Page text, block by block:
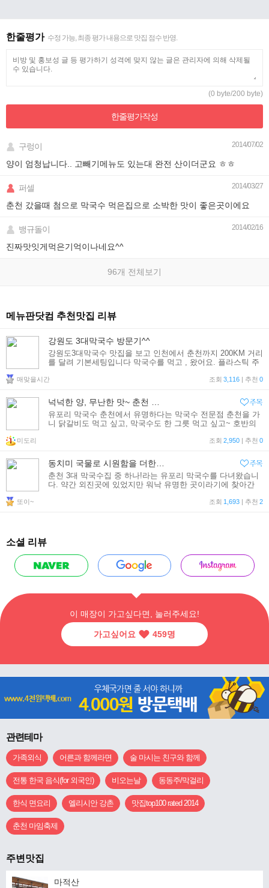
한줄평가 수정 가능, 최종 평가 내용으로 맛집 점수 반영.
(0 byte/200 byte)
한줄평가작성
구렁이 2014/07/02
양이 엄청납니다.. 고빼기메뉴도 있는대 완전 산이더군요 ㅎㅎ
퍼셀 2014/03/27
춘천 갔을때 첨으로 막국수 먹은집으로 소박한 맛이 좋은곳이에요
뱅규돌이 2014/02/16
진짜맛잇게먹은기억이나네요^^
96개 전체보기
메뉴판닷컴 추천맛집 리뷰
강원도 3대막국수 방문기^^
강원도3대막국수 맛집을 보고 인천에서 춘천까지 200KM 거리
를 달려 기본세팅입니다 막국수를 먹고 , 왔어요. 플라스틱 주
막국수입니다^^ 깔끔
매맞을시간 조회 3,116 | 추천 0
유포리 막국수 춘천에서 유명하다는 막국수 전문점 춘천을 가
니 닭갈비도 먹고 싶고, 막국수도 한 그릇 먹고 싶고~ 호반의
미도리 조회 2,950 | 추천 0
춘천 3대 막국수집 중 하나!라는 유포리 막국수를 다녀왔습니
다. 약간 외진곳에 있었지만 워낙 유명한 곳이라기에 찾아간
포리막국수의 차림표예요~ 지금까지 맛 보았던 막
또이~ 조회 1,693 | 추천 2
소셜 리뷰
이 매장이 가고싶다면, 눌러주세요!
가고싶어요 459명
관련테마
가족외식 어른과 함께라면 술 마시는 친구와 함께
전통 한국 음식(for 외국인) 비오는날 동동주/막걸리
한식 면요리 엘리시안 강촌 맛집top100 rated 2014
춘천 마임축제
주변맛집
마적산